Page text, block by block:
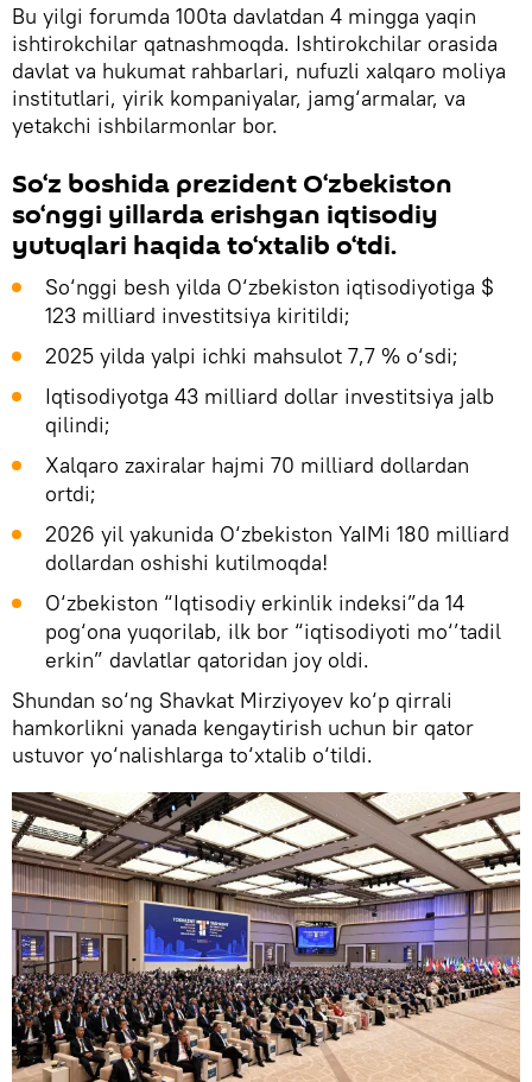
Bu yilgi forumda 100ta davlatdan 4 mingga yaqin
ishtirokchilar qatnashmoqda. Ishtirokchilar orasida
davlat va hukumat rahbarlari, nufuzli xalqaro moliya
institutlari, yirik kompaniyalar, jamg‘armalar, va
yetakchi ishbilarmonlar bor.
So‘z boshida prezident O‘zbekiston
so‘nggi yillarda erishgan iqtisodiy
yutuqlari haqida to‘xtalib o‘tdi.
So‘nggi besh yilda O‘zbekiston iqtisodiyotiga $
123 milliard investitsiya kiritildi;
2025 yilda yalpi ichki mahsulot 7,7 % o‘sdi;
Iqtisodiyotga 43 milliard dollar investitsiya jalb
qilindi;
Xalqaro zaxiralar hajmi 70 milliard dollardan
ortdi;
2026 yil yakunida O‘zbekiston YaIMi 180 milliard
dollardan oshishi kutilmoqda!
O‘zbekiston “Iqtisodiy erkinlik indeksi”da 14
pog‘ona yuqorilab, ilk bor “iqtisodiyoti mo‘’tadil
erkin” davlatlar qatoridan joy oldi.
Shundan so‘ng Shavkat Mirziyoyev ko‘p qirrali
hamkorlikni yanada kengaytirish uchun bir qator
ustuvor yo‘nalishlarga to‘xtalib o‘tildi.